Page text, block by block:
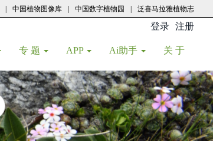
中国植物图像库 中国数字植物园 泛喜马拉雅植物志
登录 注册
专 题 APP Ai助手 关 于